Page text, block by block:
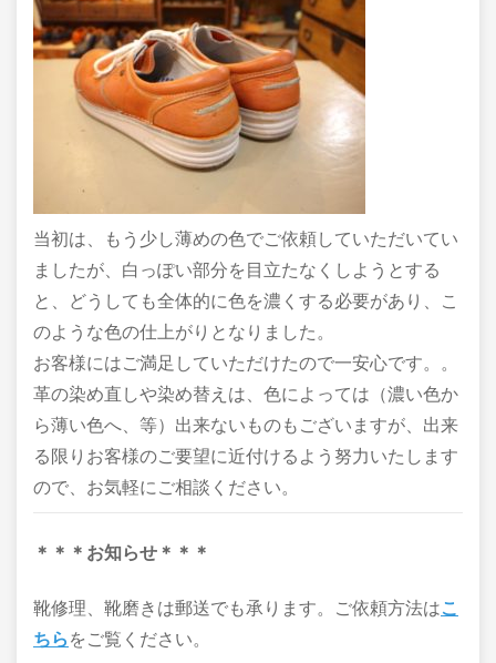
当初は、もう少し薄めの色でご依頼していただいてい
ましたが、白っぽい部分を目立たなくしようとする
と、どうしても全体的に色を濃くする必要があり、こ
のような色の仕上がりとなりました。
お客様にはご満足していただけたので一安心です。。
革の染め直しや染め替えは、色によっては（濃い色か
ら薄い色へ、等）出来ないものもございますが、出来
る限りお客様のご要望に近付けるよう努力いたします
ので、お気軽にご相談ください。
＊＊＊お知らせ＊＊＊
靴修理、靴磨きは郵送でも承ります。ご依頼方法はこ
ちら をご覧ください。